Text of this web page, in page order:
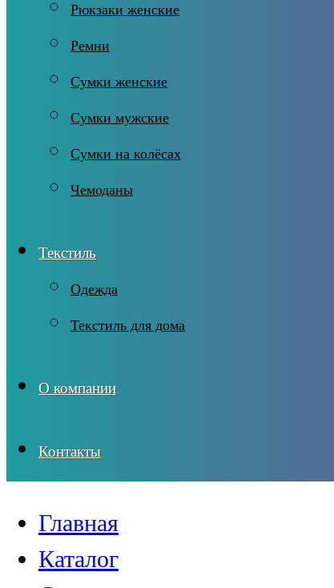
Рюкзаки женские
Ремни
Сумки женские
Сумки мужские
Сумки на колёсах
Чемоданы
Текстиль
Одежда
Текстиль для дома
О компании
Контакты
Главная
Каталог